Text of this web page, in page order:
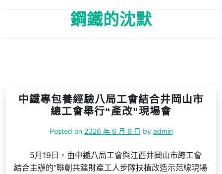
鋼鐵的沈默
中鐵專包養經驗八局工會結合井岡山市
總工會舉行“產改”現場會
Posted on 2026 年 6 月 6 日 by admin
5月19日，由中鐵八局工會與江西井岡山市總工會
結合主辦的“聯創共建財產工人步隊扶植改造示范線現場